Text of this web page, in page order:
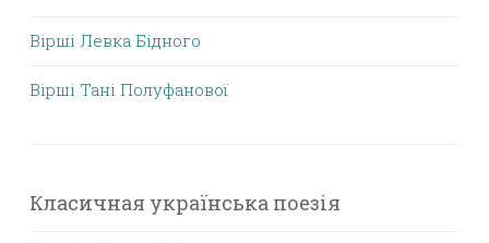
Вірші Левка Бідного
Вірші Тані Полуфанової
Класичная українська поезія